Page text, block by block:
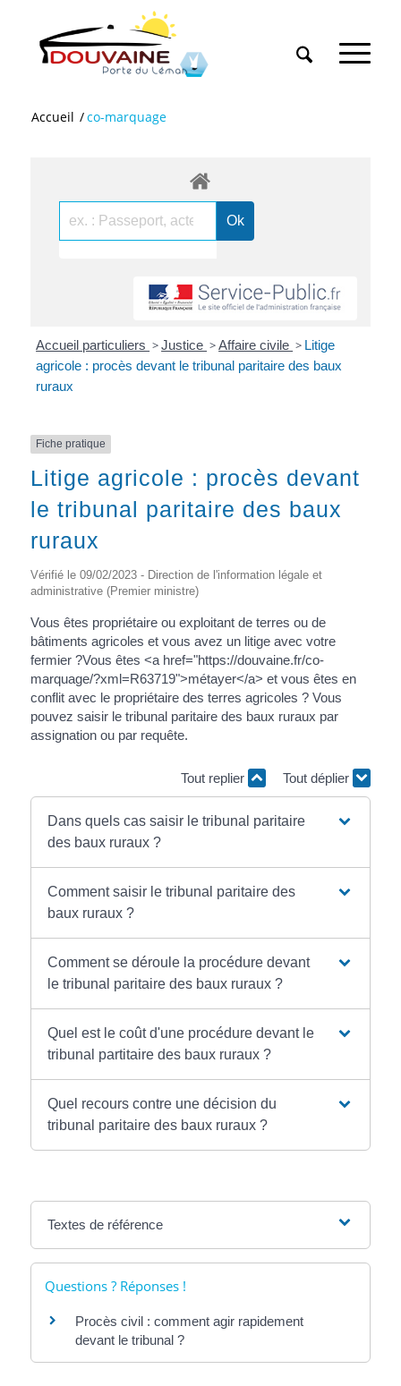
Accueil /co-marquage
Accueil particuliers >Justice >Affaire civile > Litige
agricole : procès devant le tribunal paritaire des baux
ruraux
Fiche pratique
Litige agricole : procès devant
le tribunal paritaire des baux
ruraux
Vérifié le 09/02/2023 - Direction de l'information légale et
administrative (Premier ministre)
Vous êtes propriétaire ou exploitant de terres ou de
bâtiments agricoles et vous avez un litige avec votre
fermier ?Vous êtes <a href="https://douvaine.fr/co-
marquage/?xml=R63719">métayer</a> et vous êtes en
conflit avec le propriétaire des terres agricoles ? Vous
pouvez saisir le tribunal paritaire des baux ruraux par
assignation ou par requête.
Tout replier Tout déplier
Dans quels cas saisir le tribunal paritaire
des baux ruraux ?
Comment saisir le tribunal paritaire des
baux ruraux ?
Comment se déroule la procédure devant
le tribunal paritaire des baux ruraux ?
Quel est le coût d'une procédure devant le
tribunal partitaire des baux ruraux ?
Quel recours contre une décision du
tribunal paritaire des baux ruraux ?
Textes de référence
Questions ? Réponses !
Procès civil : comment agir rapidement
devant le tribunal ?